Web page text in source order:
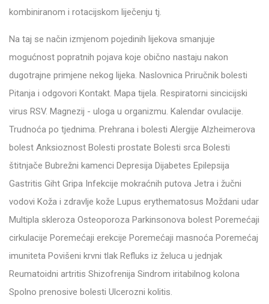
kombiniranom i rotacijskom liječenju tj.
Na taj se način izmjenom pojedinih lijekova smanjuje
mogućnost popratnih pojava koje obično nastaju nakon
dugotrajne primjene nekog lijeka. Naslovnica Priručnik bolesti
Pitanja i odgovori Kontakt. Mapa tijela. Respiratorni sincicijski
virus RSV. Magnezij - uloga u organizmu. Kalendar ovulacije.
Trudnoća po tjednima. Prehrana i bolesti Alergije Alzheimerova
bolest Anksioznost Bolesti prostate Bolesti srca Bolesti
štitnjače Bubrežni kamenci Depresija Dijabetes Epilepsija
Gastritis Giht Gripa Infekcije mokraćnih putova Jetra i žučni
vodovi Koža i zdravlje kože Lupus erythematosus Moždani udar
Multipla skleroza Osteoporoza Parkinsonova bolest Poremećaji
cirkulacije Poremećaji erekcije Poremećaji masnoća Poremećaj
imuniteta Povišeni krvni tlak Refluks iz želuca u jednjak
Reumatoidni artritis Shizofrenija Sindrom iritabilnog kolona
Spolno prenosive bolesti Ulcerozni kolitis.